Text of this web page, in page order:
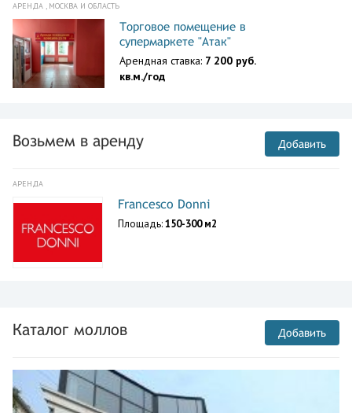
АРЕНДА , МОСКВА И ОБЛАСТЬ
Торговое помещение в
супермаркете "Атак"
Арендная ставка: 7 200 руб.
кв.м./год
Возьмем в аренду Добавить
АРЕНДА
Francesco Donni
Площадь:150-300 м2
Каталог моллов Добавить